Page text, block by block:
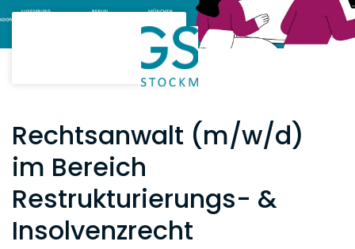
Rechtsanwalt (m/w/d)
im Bereich
Restrukturierungs- &
Insolvenzrecht